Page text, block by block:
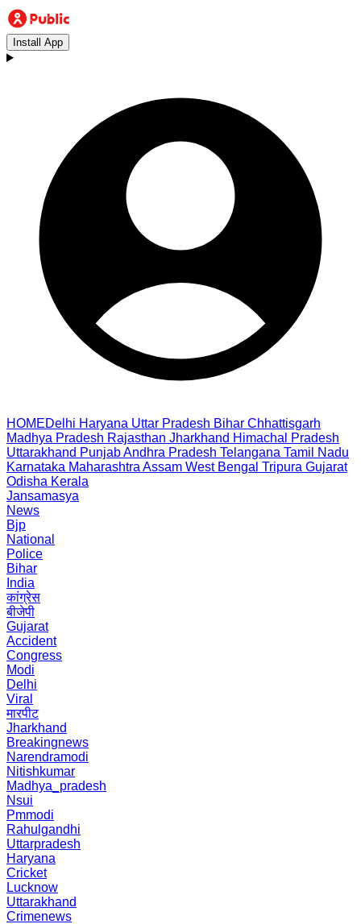
Install App
HOMEDelhi Haryana Uttar Pradesh Bihar Chhattisgarh
Madhya Pradesh Rajasthan Jharkhand Himachal Pradesh
Uttarakhand PunjabAndhra Pradesh Telangana Tamil Nadu
Karnataka Maharashtra Assam West Bengal Tripura Gujarat
Odisha Kerala
Jansamasya
News
Bjp
National
Police
Bihar
India
कांग्रेस
बीजेपी
Gujarat
Accident
Congress
Modi
Delhi
Viral
मारपीट
Jharkhand
Breakingnews
Narendramodi
Nitishkumar
Madhya_pradesh
Nsui
Pmmodi
Rahulgandhi
Uttarpradesh
Haryana
Cricket
Lucknow
Uttarakhand
Crimenews